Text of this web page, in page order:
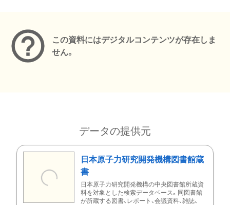
この資料にはデジタルコンテンツが存在しま
せん。
データの提供元
日本原子力研究開発機構図書館蔵
書
日本原子力研究開発機構の中央図書館所蔵資
料を対象とした検索データベース。同図書館
が所蔵する図書、レポート、会議資料、雑誌、